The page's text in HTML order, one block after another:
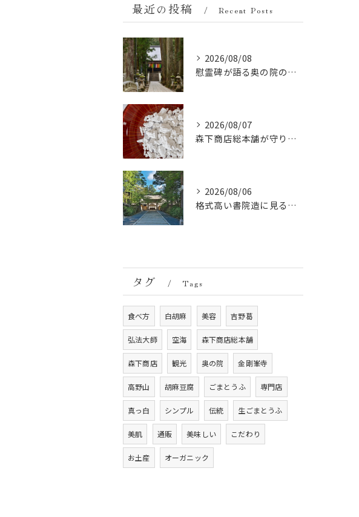
最近の投稿 Recent Posts
2026/08/08
慰霊碑が語る奥の院の過去：祈りと歴史の中間地点
2026/08/07
森下商店総本舗が守り続ける伝統の胡麻豆腐に使う吉野葛の純度と効能
2026/08/06
格式高い書院造に見る金剛峯寺の中世から近世への変遷
タグ Tags
食べ方 白胡麻 美容 吉野葛
弘法大師 空海 森下商店総本舗
森下商店 観光 奥の院 金剛峯寺
高野山 胡麻豆腐 ごまとうふ 専門店
真っ白 シンプル 伝統 生ごまとうふ
美肌 通販 美味しい こだわり
お土産 オーガニック